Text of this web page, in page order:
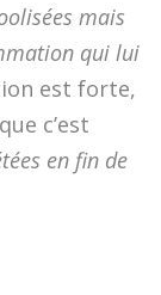
mais
qui lui
est forte,
c’est
en fin de